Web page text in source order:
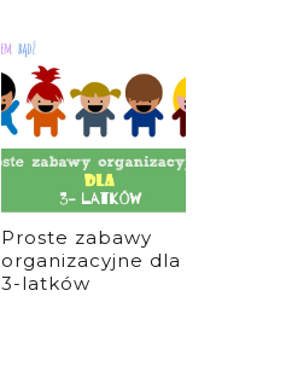
Proste zabawy
organizacyjne dla
3-latków